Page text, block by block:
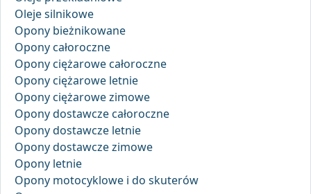
Oleje silnikowe
Opony bieżnikowane
Opony całoroczne
Opony ciężarowe całoroczne
Opony ciężarowe letnie
Opony ciężarowe zimowe
Opony dostawcze całoroczne
Opony dostawcze letnie
Opony dostawcze zimowe
Opony letnie
Opony motocyklowe i do skuterów